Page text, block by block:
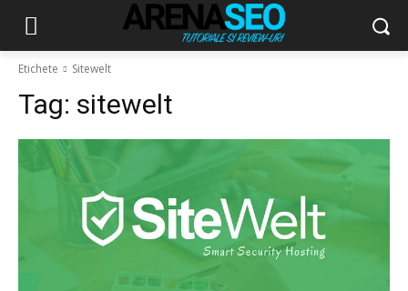
Etichete Sitewelt
Tag: sitewelt